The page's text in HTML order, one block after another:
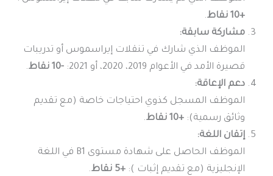
+10 نقاط
.
مشاركة سابقة:
الموظف الذي شارك في تنقلات إيراسموس أو تدريبات
قصيرة الأمد في الأعوام 2019، 2020، أو 2021:
-10 نقاط
.
دعم الإعاقة:
الموظف المسجل كذوي احتياجات خاصة (مع تقديم
وثائق رسمية):+10 نقاط
.
إتقان اللغة:
الموظف الحاصل على شهادة مستوى B1 في اللغة
الإنجليزية (مع تقديم إثبات ):+5 نقاط .